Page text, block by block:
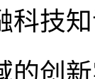
科技
的创